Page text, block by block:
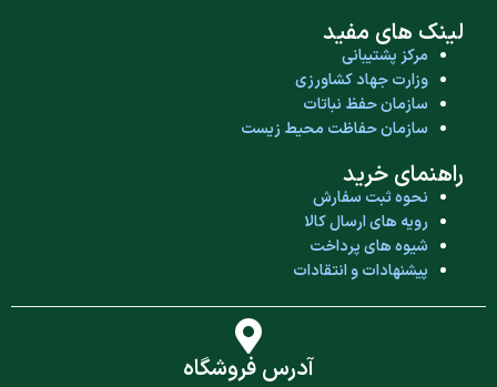
لینک های مفید
مرکز پشتیبانی
وزارت جهاد کشاورزی
سازمان حفظ نباتات
سازمان حفاظت محیط زیست
راهنمای خرید
نحوه ثبت سفارش
رویه های ارسال کالا
شیوه های پرداخت
پیشنهادات و انتقادات
آدرس فروشگاه